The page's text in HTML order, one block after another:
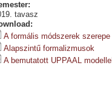
tavasz
A formális módszerek szerepe
Alapszintű formalizmusok
A bemutatott UPPAAL